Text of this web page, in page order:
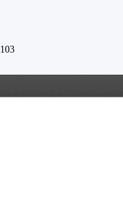
103